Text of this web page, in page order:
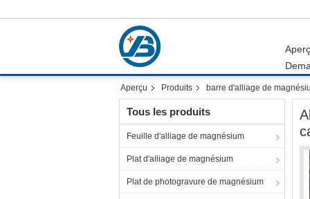
Aperçu Produits barre d'alliage de
Tous les produits
Feuille d'alliage de magnésium
Plat d'alliage de magnésium
Plat de photogravure de magnésium